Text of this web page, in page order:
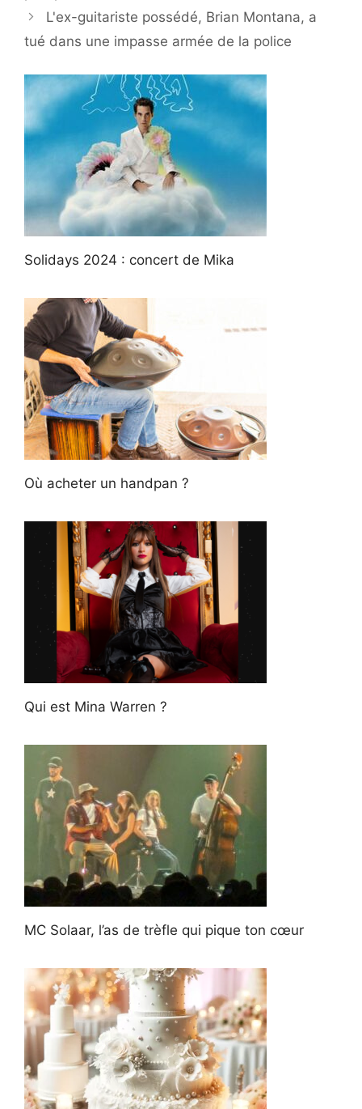
L'ex-guitariste possédé, Brian Montana, a
tué dans une impasse armée de la police
Solidays 2024 : concert de Mika
Où acheter un handpan ?
Qui est Mina Warren ?
MC Solaar, l’as de trèfle qui pique ton cœur